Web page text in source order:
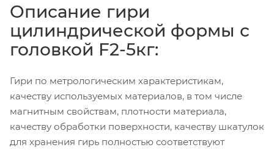
Описание гири
цилиндрической формы с
головкой F2-5кг:
Гири по метрологическим характеристикам,
качеству используемых материалов, в том числе
магнитным свойствам, плотности материала,
качеству обработки поверхности, качеству шкатулок
для хранения гирь полностью соответствуют